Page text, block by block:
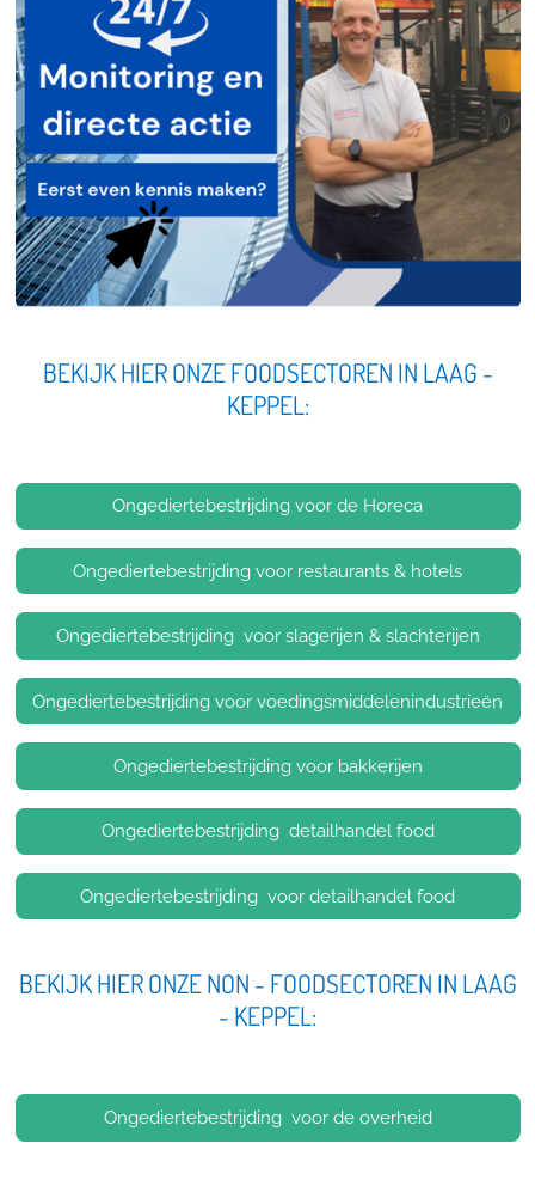
BEKIJK HIER ONZE FOODSECTOREN IN LAAG -
KEPPEL:
Ongediertebestrijding voor de Horeca
Ongediertebestrijding voor restaurants & hotels
Ongediertebestrijding voor slagerijen & slachterijen
Ongediertebestrijding voor voedingsmiddelenindustrieën
Ongediertebestrijding voor bakkerijen
Ongediertebestrijding detailhandel food
Ongediertebestrijding voor detailhandel food
BEKIJK HIER ONZE NON - FOODSECTOREN IN LAAG
- KEPPEL:
Ongediertebestrijding voor de overheid